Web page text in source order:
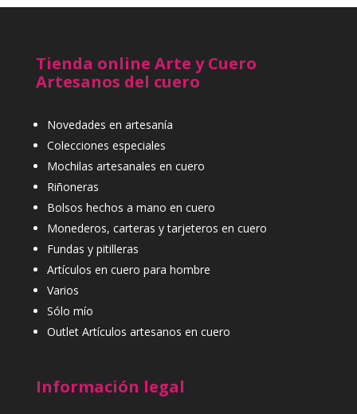
Tienda online Arte y Cuero
Artesanos del cuero
Novedades en artesanía
Colecciones especiales
Mochilas artesanales en cuero
Riñoneras
Bolsos hechos a mano en cuero
Monederos, carteras y tarjeteros en cuero
Fundas y pitilleras
Artículos en cuero para hombre
Varios
Sólo mío
Outlet Artículos artesanos en cuero
Información legal